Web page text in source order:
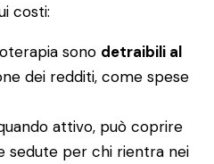
costi:
sono detraibili al
dei redditi, come spese
attivo, può coprire
sedute per chi rientra nei